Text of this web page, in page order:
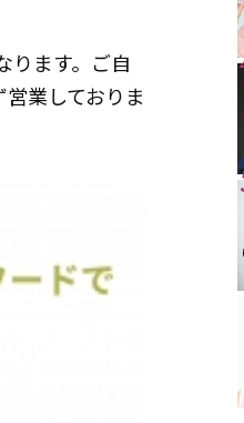
ります。ご自
業しておりま